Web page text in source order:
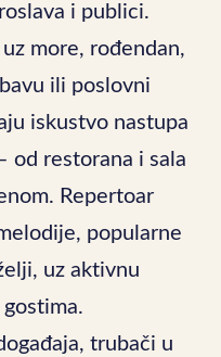
i publici.
more, rođendan,
ili poslovni
iskustvo nastupa
od restorana i sala
Repertoar
popularne
uz aktivnu
trubači u